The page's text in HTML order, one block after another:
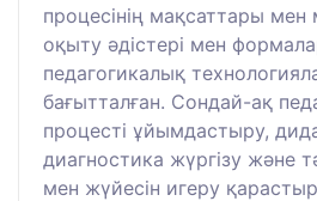
процесінің мақсаттары мен
оқыту әдістері мен
педагогикалық
бағытталған. Сондай-ақ
процесті ұйымдастыру,
диагностика жүргізу және
мен жүйесін игеру